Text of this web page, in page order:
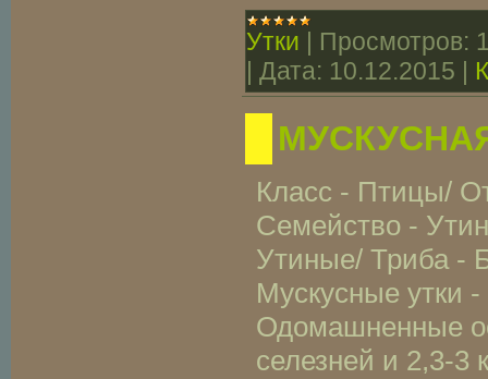
Утки Просмотров:
Дата: 10.12.2015
Класс - Птицы/
Семейство -
Утиные/ Триба -
Мускусные утки
Одомашненные
селезней и 2,3-3